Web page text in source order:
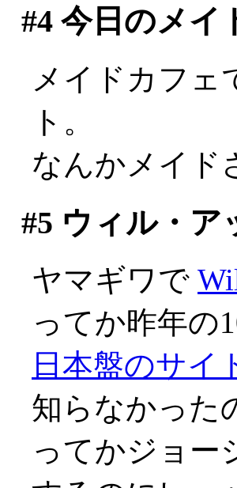
#4今日のメイ
メイドカフェ
ト。
なんかメイド
#5 ウィル・ア
ヤマギワで
ってか昨年の
日本盤のサイ
知らなかった
ってかジョー